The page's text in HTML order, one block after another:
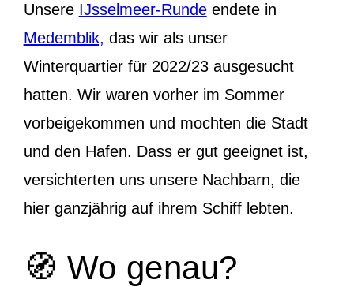
Unsere IJsselmeer-Rundeendete in
Medemblik, das wir als unser
Winterquartier für 2022/23 ausgesucht
hatten. Wir waren vorher im Sommer
vorbeigekommen und mochten die Stadt
und den Hafen. Dass er gut geeignet ist,
versichterten uns unsere Nachbarn, die
hier ganzjährig auf ihrem Schiff lebten.
🧭 Wo genau?